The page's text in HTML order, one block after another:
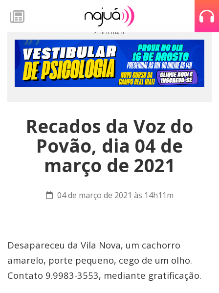
Recados da Voz do
Povão, dia 04 de
março de 2021
04 de março de 2021 às 14h11m
Desapareceu da Vila Nova, um cachorro
amarelo, porte pequeno, cego de um olho.
Contato 9.9983-3553, mediante gratificação.